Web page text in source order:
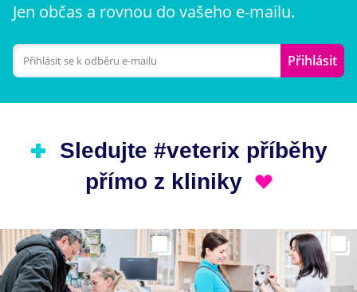
Jen občas a rovnou do vašeho e-mailu.
Přihlásit
Sledujte #veterix příběhy
přímo z kliniky